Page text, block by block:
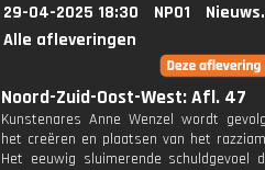
29-04-2025 18:30 NPO1
Alle afleveringen
Noord-Zuid-Oost-West: Afl. 47
Kunstenares Anne Wenzel wordt
het creëren en plaatsen van het
Het eeuwig sluimerende schuldgevoel